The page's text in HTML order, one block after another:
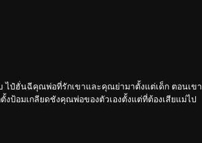
ไป๋ฮั่นฉีคุณพ่อที่รักเขาและคุณย่ามาตั้งแต่เด็ก ตอนเขา
ป้อมเกลียดชังคุณพ่อของตัวเองตั้งแต่ที่ต้องเสียแม่ไป
รียนมัธยมปลายของกรุงปักกิ่ง โดยตอนแรกต่างก็ไม่รู้